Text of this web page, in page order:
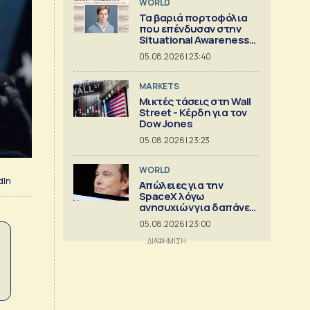
WORLD
Τα βαριά πορτοφόλια
που επένδυσαν στην
Situational Awareness
πριν καταρρεύσει
05.08.2026 | 23:40
MARKETS
Μικτές τάσεις στη Wall
Street - Κέρδη για τον
Dow Jones
05.08.2026 | 23:23
WORLD
Απώλειες για την
SpaceX λόγω
ανησυχιών για δαπάνες
ΑΙ
05.08.2026 | 23:00